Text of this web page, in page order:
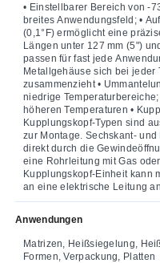
• Einstellbarer Bereich von -
breites Anwendungsfeld; • Auflösungsempfindlichkeit von -0,1°C
(0,1°F) ermöglicht eine präzise
Längen unter 127 mm (5")
passen für fast jede Anwendung • Schnelle Reaktion, da das
Metallgehäuse sich bei jeder
zusammenzieht • Ummantelung aus Messing bei Einheiten für
niedrige
höheren Temperaturen • Kupplungen für Sechskant- und
Kupplungskopf-Typen sind
zur Montage. Sechskant-
direkt durch die
eine Rohrleitung mit Gas
Kupplungskopf-Einheit kann
an eine elektrische Leitung
Anwendungen
Matrizen, Heißsiegelung,
Formen, Verpackung, Platten